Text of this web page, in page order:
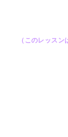
（このレッス